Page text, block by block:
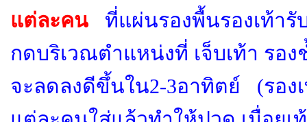
แต่ละคน ที่แผ่นรองพื้นรองเท้ารั
กดบริเวณตำแหน่งที่ เจ็บเท้า รอง
จะลดลงดีขึ้นใน2-3อาทิตย์ (รอง